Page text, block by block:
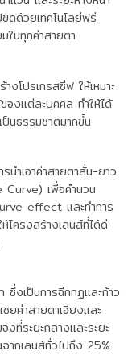
ดด้วยเทคโนโลยีฟรี
ในทุกค่าสายตา
งโปรเกรสซีฟ ให้เหมาะ
องแต่ละบุคคล ทำให้ได้
นธรรมชาติมากขึ้น
ำเอาค่าสายตาสั่น-ยาว
Curve) เพื่อคำนวน
effect และทำการ
โครงสร้างเลนส์ที่ได้ดี
ซึ่งเป็นการฉีกกฏและก้าว
ยค่าสายตาเอียงและ
ที่ระยะกลางและระยะ
ากเลนส์ทั่วไปถึง 25%